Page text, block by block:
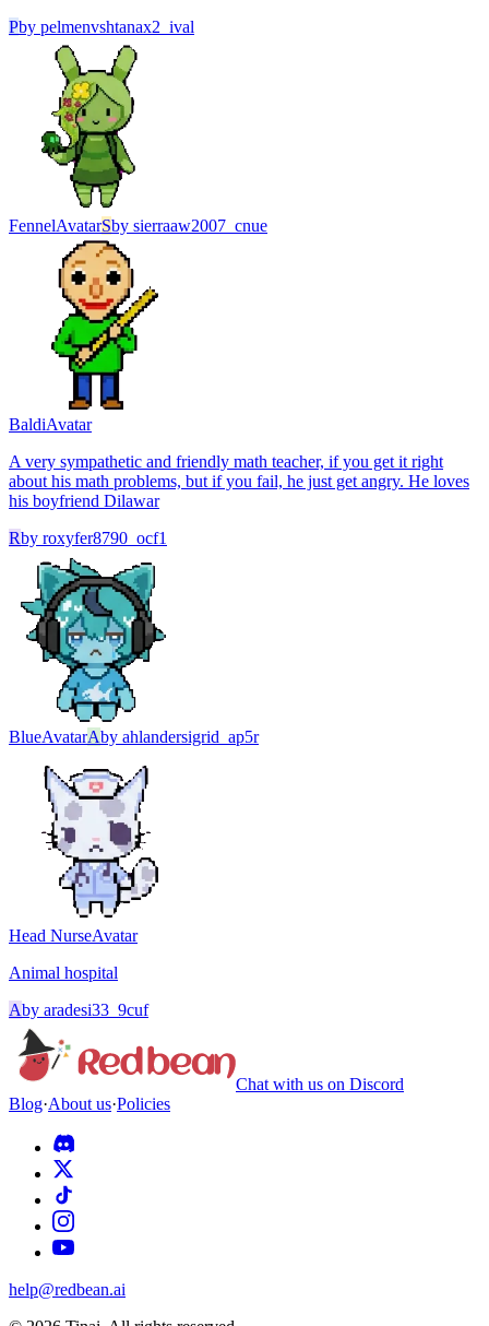
Pby pelmenvshtanax2_ival
FennelAvatarSby sierraaw2007_cnue
BaldiAvatar
A very sympathetic and friendly math teacher, if you get it right
about his math problems, but if you fail, he just get angry. He loves
his boyfriend Dilawar
Rby roxyfer8790_ocf1
BlueAvatarAby ahlandersigrid_ap5r
Head NurseAvatar
Animal hospital
Aby aradesi33_9cuf
Chat with us on Discord
Blog·About us·Policies
help@redbean.ai